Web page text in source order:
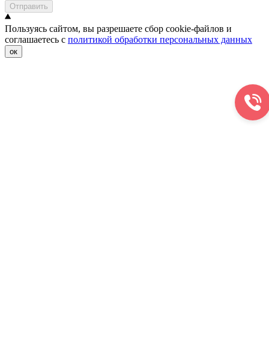
Отправить
Пользуясь сайтом, вы разрешаете сбор cookie-файлов и
соглашаетесь с политикой обработки персональных данных
ок